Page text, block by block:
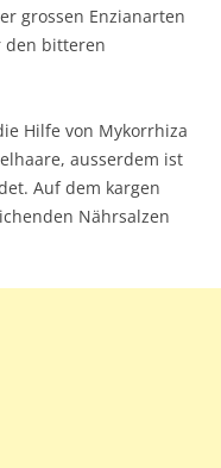
grossen Enzianarten
den bitteren
Hilfe von Mykorrhiza
ausserdem ist
Auf dem kargen
Nährsalzen